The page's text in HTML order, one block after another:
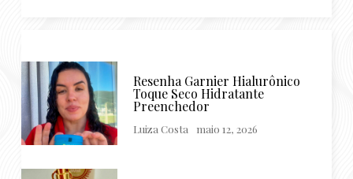
Resenha Garnier Hialurônico
Toque Seco Hidratante
Preenchedor
Luiza Costa maio 12, 2026